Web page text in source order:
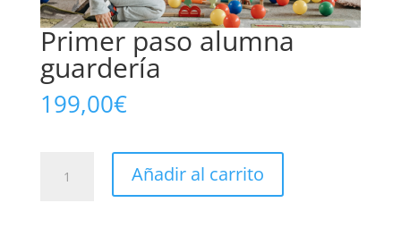
Primer paso alumna
guardería
199,00€
paso
Añadir al carrito